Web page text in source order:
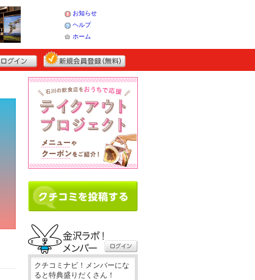
お知らせ
ヘルプ
ホーム
クチコミナビ！メンバーにな
ると特典盛りだくさん！